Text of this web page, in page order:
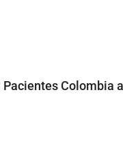
Colombia